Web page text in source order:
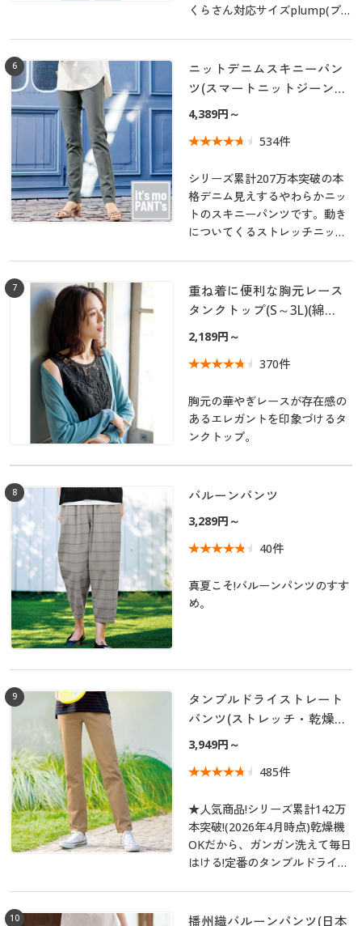
くらさん対応サイズplump(プラ
6
ニットデニムスキニーパン
ツ(スマートニットジーンズ)
(全方向ストレッチ・やわら
機OK・1年中はける)
4,389円～
534件
シリーズ累計207万本突破の本
格デニム見えするやわらかニッ
トのスキニーパンツです。動き
についてくるストレッチニット
ルなデニム風のパンツだから着
まわしやすく、スタイルも決ま
りやすいのが嬉しい♪
7
重ね着に便利な胸元レース
タンクトップ(S～3L)(綿
100%・洗濯機OK)
2,189円～
370件
胸元の華やぎレースが存在感の
あるエレガントを印象づけるタ
ンクトップ。
8 バルーンパンツ
3,289円～
40件
真夏こそ!バルーンパンツのすす
め。
9
タンブルドライストレート
パンツ(ストレッチ・乾燥機
OK・毎日パンツ・綿混・UV
くい)
3,949円～
485件
★人気商品!シリーズ累計142万
本突破!(2026年4月時点)乾燥機
OKだから、ガンガン洗えて毎日
はける!定番のタンブルドライ綿
えするのも嬉しい。
10 播州織バルーンパンツ(日本